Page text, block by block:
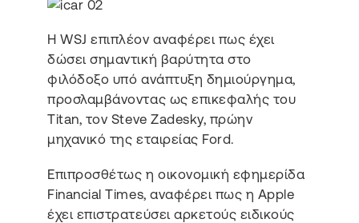
Η WSJ επιπλέον αναφέρει πως έχει
δώσει σημαντική βαρύτητα στο
φιλόδοξο υπό ανάπτυξη δημιούργημα,
προσλαμβάνοντας ως επικεφαλής του
Titan, τον Steve Zadesky, πρώην
μηχανικό της εταιρείας Ford.
Επιπροσθέτως η οικονομική εφημερίδα
Financial Times, αναφέρει πως η Apple
έχει επιστρατεύσει αρκετούς ειδικούς